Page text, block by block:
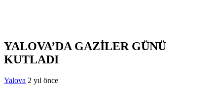
YALOVA’DA GAZİLER GÜNÜ
KUTLADI
Yalova 2 yıl önce